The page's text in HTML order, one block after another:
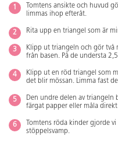
Tomtens ansikte och huvud
limmas ihop efteråt.
Rita upp en triangel som är
Klipp ut triangeln och gör två
från basen. På de understa
Klipp ut en röd triangel som
det blir mössan. Limma fast
Den undre delen av triangeln
färgat papper eller måla
Tomtens röda kinder gjorde
stöppelsvamp.